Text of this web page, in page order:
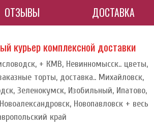
ОТЗЫВЫ ДОСТАВКА
курьер комплексной доставки
+ КМВ, Невинномысск.. цветы,
торты, доставка.. Михайловск,
Зеленокумск, Изобильный, Ипатово,
Новопавловск + весь
край